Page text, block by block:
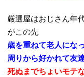
厳選屋はおじさん年
がこの先
歳を重ねて老人にな
周りから好かれて友
死ぬまでちょいモテ